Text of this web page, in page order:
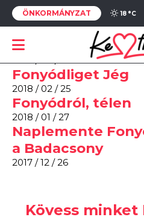
ÖNKORMÁNYZAT 18 °C
Téli szépség
Téli csoda
2018 / 03 / 04
Fonyódliget Jég
2018 / 02 / 25
Fonyódról, télen
2018 / 01 / 27
Naplemente
a Badacsony
2017 / 12 / 26
Kövess